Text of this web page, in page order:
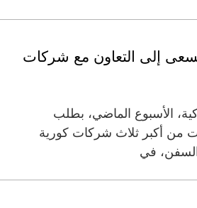
تسعى إلى التعاون مع شركات
الأسبوع الماضي، بطلب
من أكبر ثلاث شركات كورية
السفن، في